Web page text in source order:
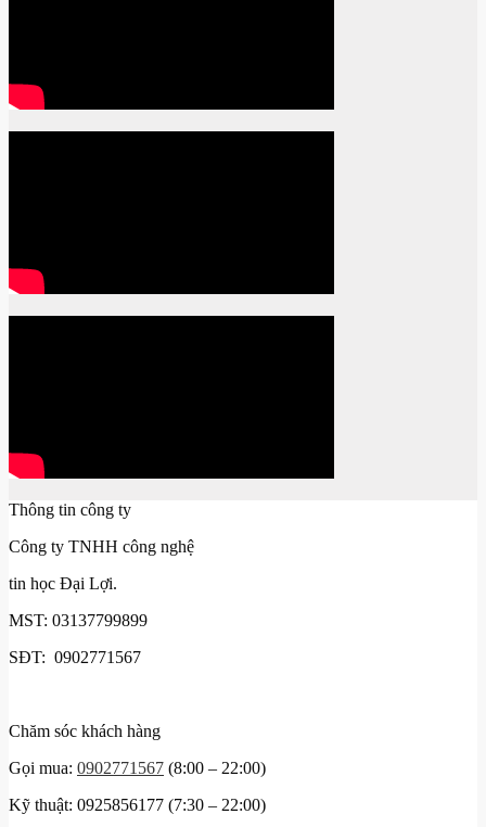
Thông tin công ty
Công ty TNHH công nghệ
tin học Đại Lợi.
MST: 03137799899
SĐT: 0902771567
Chăm sóc khách hàng
Gọi mua: 0902771567 (8:00 – 22:00)
Kỹ thuật: 0925856177 (7:30 – 22:00)